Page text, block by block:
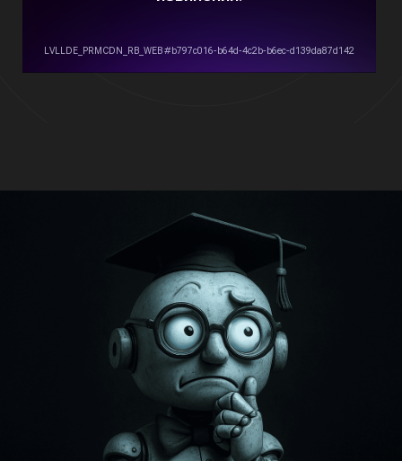
Для селлеров, выходящих на маркетплейс и
не знающих, какую цену ставить
Для продавцов, которые хотят увеличить
прибыль без снижения продаж
Что вы получаете?
Сравнение с ценами конкурентов в
Рекомендации по наценке и
стратегическому позиционированию
Готовые варианты цен для разных
маркетплейсов